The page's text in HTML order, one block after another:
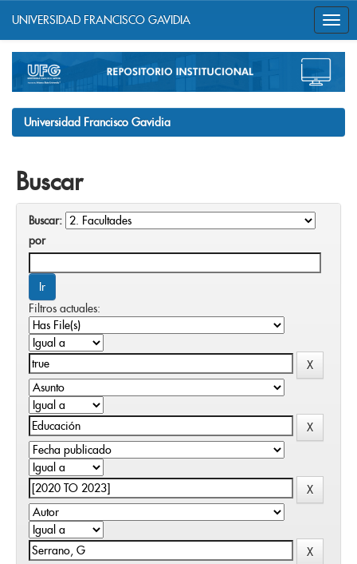
navigation
UNIVERSIDAD FRANCISCO GAVIDIA
Universidad Francisco Gavidia
Buscar
Buscar:
por
Filtros actuales: